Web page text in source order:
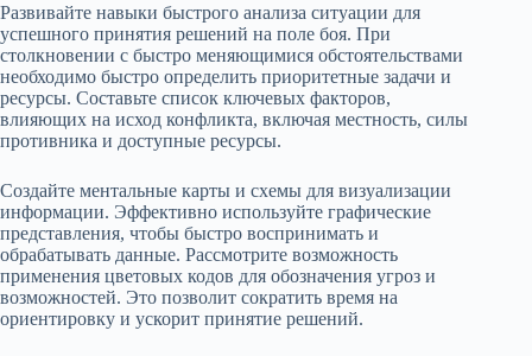
Развивайте навыки быстрого анализа ситуации для
успешного принятия решений на поле боя. При
столкновении с быстро меняющимися обстоятельствами
необходимо быстро определить приоритетные задачи и
ресурсы. Составьте список ключевых факторов,
влияющих на исход конфликта, включая местность, силы
противника и доступные ресурсы.
Создайте ментальные карты и схемы для визуализации
информации. Эффективно используйте графические
представления, чтобы быстро воспринимать и
обрабатывать данные. Рассмотрите возможность
применения цветовых кодов для обозначения угроз и
возможностей. Это позволит сократить время на
ориентировку и ускорит принятие решений.